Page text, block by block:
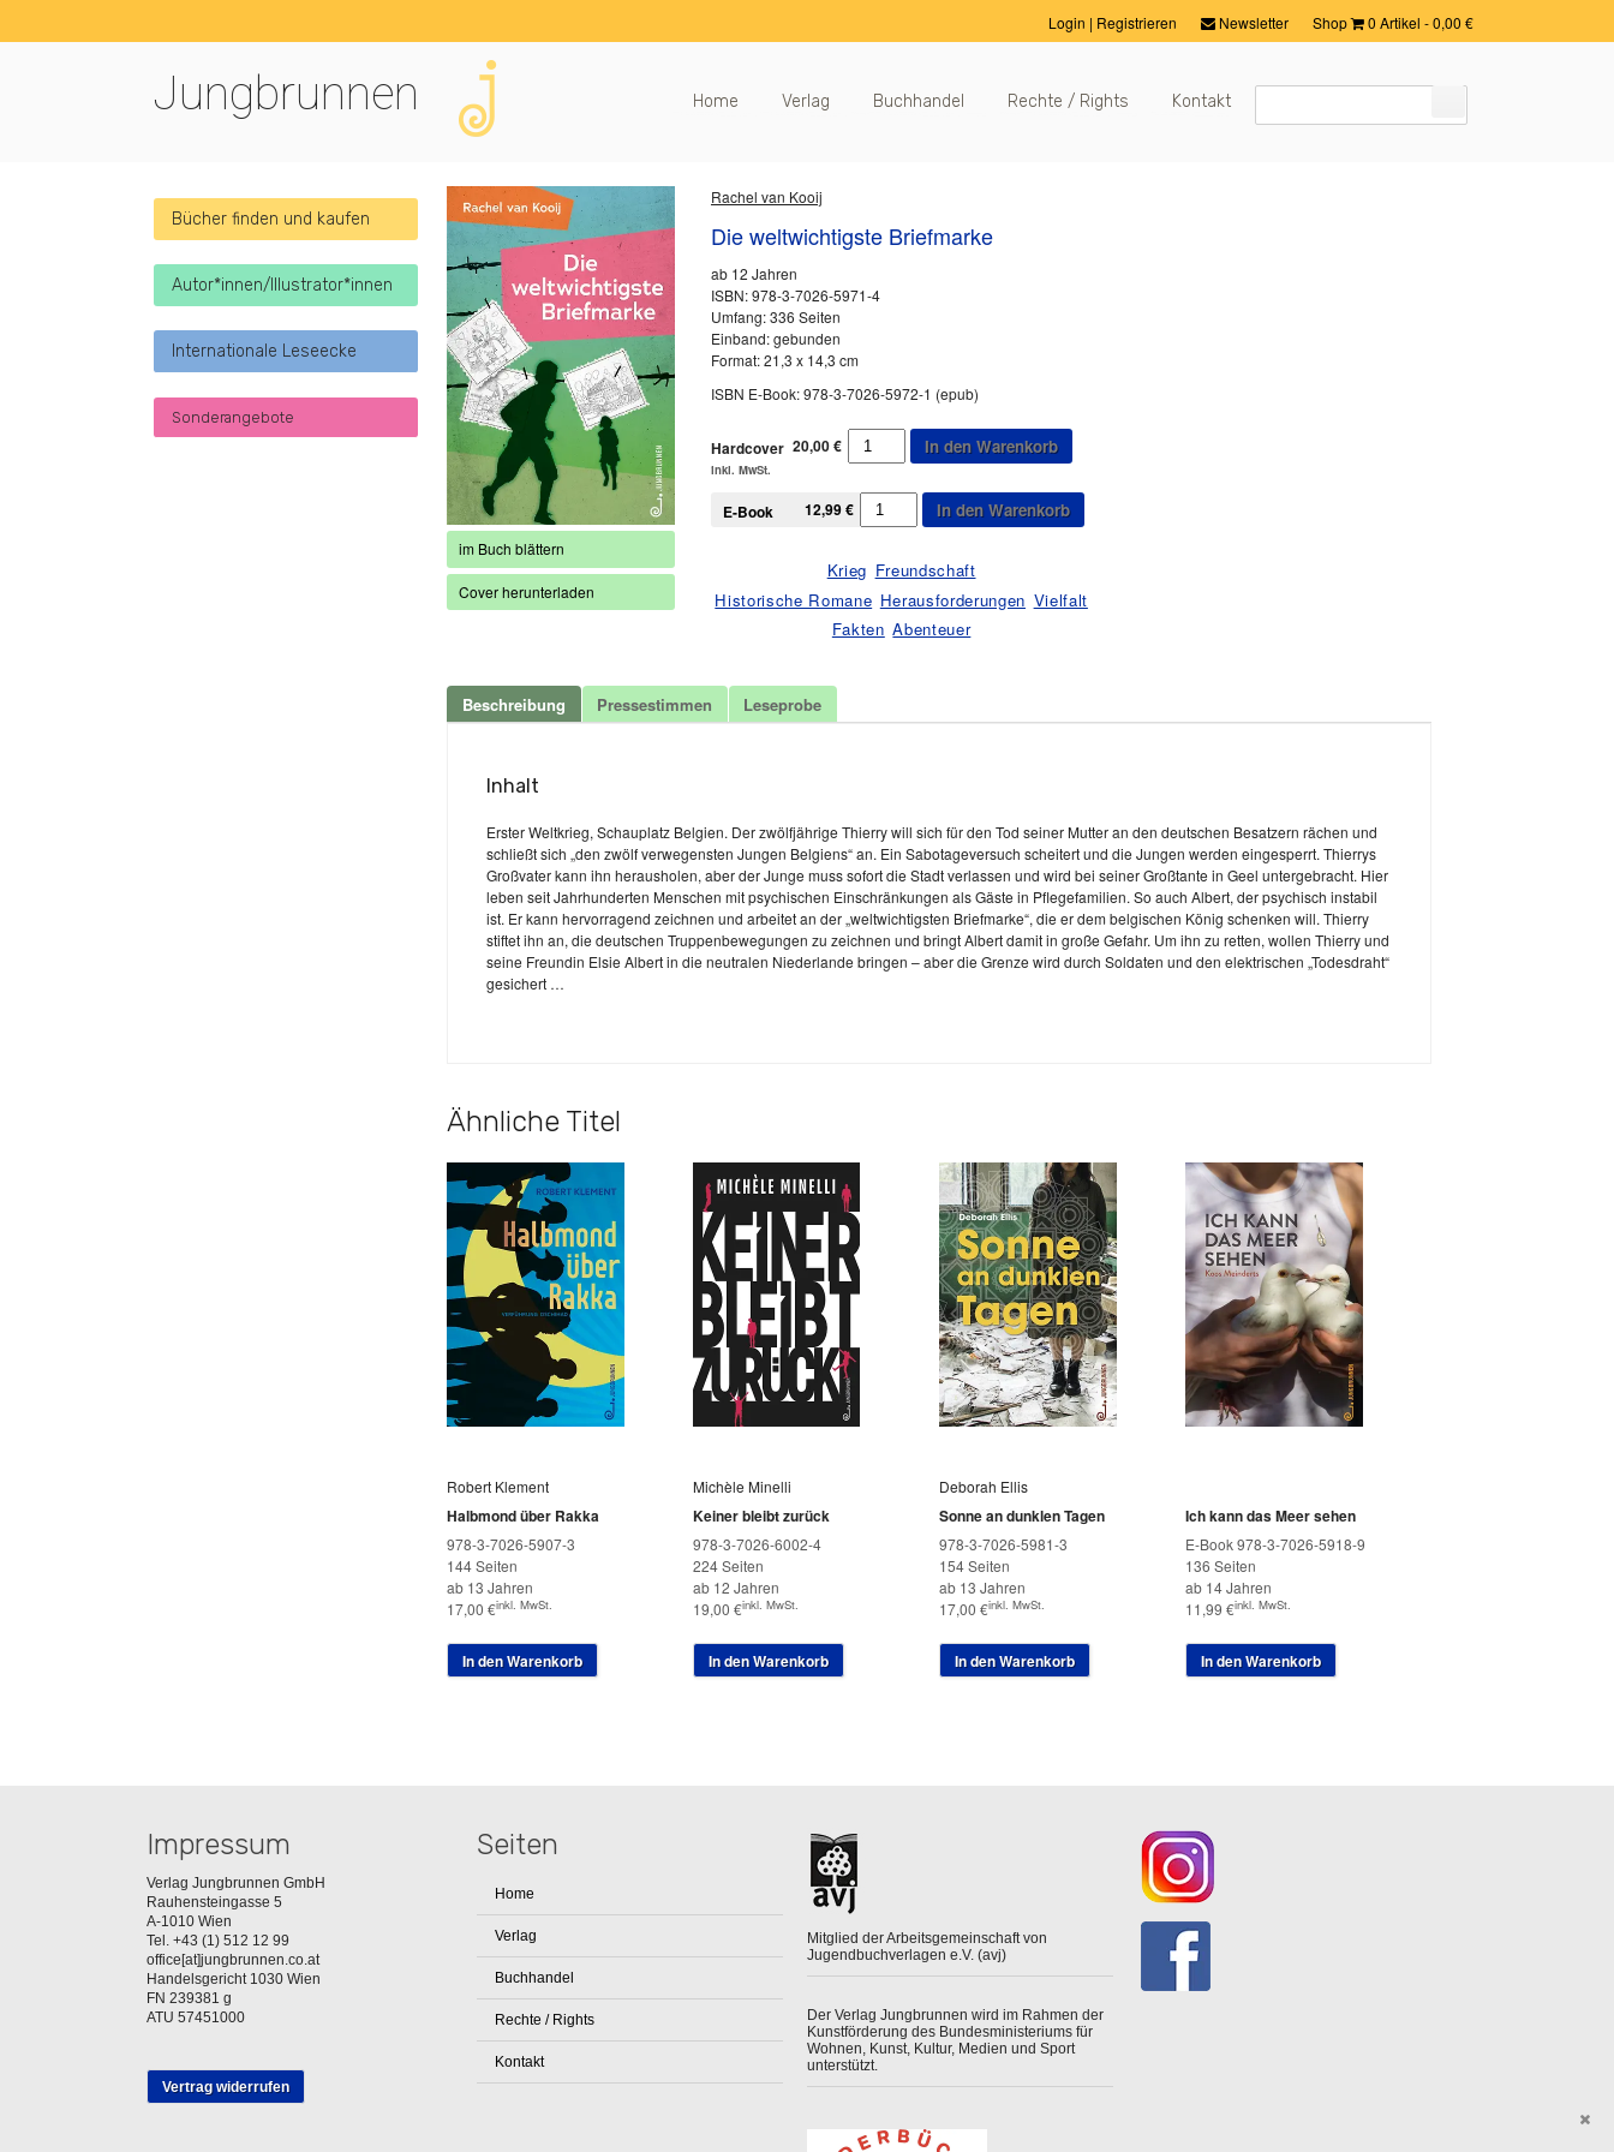
Shop 0 Artikel -0,00 €
Newsletter
Login | Registrieren
Jungbrunnen Home Verlag Buchhandel Rechte / Rights Kontakt
im Buch blättern
Cover herunterladen
Rachel van Kooij
Die weltwichtigste Briefmarke
ab 12 Jahren
ISBN: 978-3-7026-5971-4
Umfang: 336 Seiten
Einband: gebunden
Format: 21,3 x 14,3 cm
ISBN E-Book: 978-3-7026-5972-1 (epub)
Hardcover 20,00€
inkl. MwSt.
Die
weltwichtigste
Menge
In den Warenkorb
E-Book 12,99€
Die
weltwichtigste
Menge
In den Warenkorb
Krieg Freundschaft
Historische Romane Herausforderungen Vielfalt
Fakten Abenteuer
Beschreibung Pressestimmen Leseprobe
Inhalt
Erster Weltkrieg, Schauplatz Belgien. Der zwölfjährige Thierry will sich für den Tod seiner Mutter an den deutschen Besatzern rächen und
schließt sich „den zwölf verwegensten Jungen Belgiens“ an. Ein Sabotageversuch scheitert und die Jungen werden eingesperrt. Thierrys
Großvater kann ihn herausholen, aber der Junge muss sofort die Stadt verlassen und wird bei seiner Großtante in Geel untergebracht. Hier
leben seit Jahrhunderten Menschen mit psychischen Einschränkungen als Gäste in Pflegefamilien. So auch Albert, der psychisch instabil
ist. Er kann hervorragend zeichnen und arbeitet an der „weltwichtigsten Briefmarke“, die er dem belgischen König schenken will. Thierry
stiftet ihn an, die deutschen Truppenbewegungen zu zeichnen und bringt Albert damit in große Gefahr. Um ihn zu retten, wollen Thierry und
seine Freundin Elsie Albert in die neutralen Niederlande bringen – aber die Grenze wird durch Soldaten und den elektrischen „Todesdraht“
gesichert …
Ähnliche Titel
Robert Klement
Halbmond über Rakka
978-3-7026-5907-3
144 Seiten
ab 13 Jahren
17,00 €inkl. MwSt.
In den Warenkorb
Michèle Minelli
Keiner bleibt zurück
978-3-7026-6002-4
224 Seiten
ab 12 Jahren
19,00 €inkl. MwSt.
In den Warenkorb
Deborah Ellis
Sonne an dunklen Tagen
978-3-7026-5981-3
154 Seiten
ab 13 Jahren
17,00 €inkl. MwSt.
In den Warenkorb
Ich kann das Meer sehen
E-Book 978-3-7026-5918-9
136 Seiten
ab 14 Jahren
11,99 €inkl. MwSt.
In den Warenkorb
Bücher finden und kaufen
Autor*innen/Illustrator*innen
Internationale Leseecke
Sonderangebote
Impressum
Verlag Jungbrunnen GmbH
Rauhensteingasse 5
A-1010 Wien
Tel. +43 (1) 512 12 99
office[at]jungbrunnen.co.at
Handelsgericht 1030 Wien
FN 239381 g
ATU 57451000
Vertrag widerrufen
Seiten
Home
Verlag
Buchhandel
Rechte / Rights
Kontakt
Mitglied der Arbeitsgemeinschaft von
Jugendbuchverlagen e.V. (avj)
Der Verlag Jungbrunnen wird im Rahmen der
Kunstförderung des Bundesministeriums für
Wohnen, Kunst, Kultur, Medien und Sport
unterstützt.